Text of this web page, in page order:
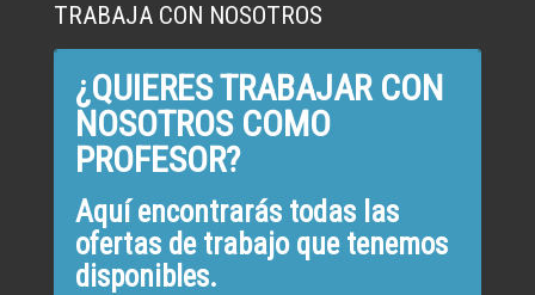
TRABAJA CON NOSOTROS
¿QUIERES TRABAJAR CON
NOSOTROS COMO
PROFESOR?
Aquí encontrarás todas las
ofertas de trabajo que tenemos
disponibles.